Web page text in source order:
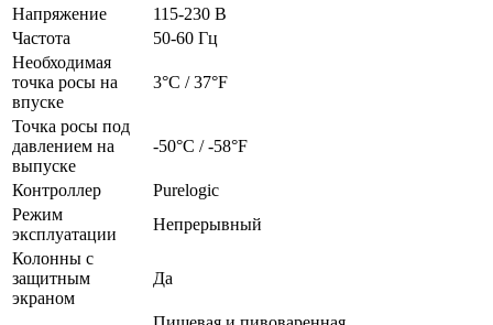
Напряжение
115-230 В
Частота
50-60 Гц
Необходимая
точка росы на
впуске
3°C / 37°F
Точка росы под
давлением на
выпуске
-50°C / -58°F
Контроллер
Purelogic
Режим
эксплуатации
Непрерывный
Колонны с
защитным
экраном
Да